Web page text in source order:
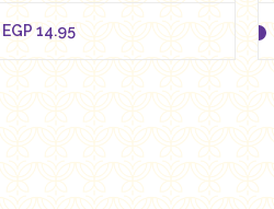
EGP 14.95
EGP 14.95